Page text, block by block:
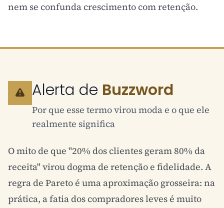
nem se confunda crescimento com retenção.
Alerta de Buzzword
Por que esse termo virou moda e o que ele
realmente significa
O mito de que "20% dos clientes geram 80% da
receita" virou dogma de retenção e fidelidade. A
regra de Pareto é uma aproximação grosseira: na
prática, a fatia dos compradores leves é muito